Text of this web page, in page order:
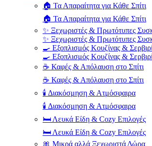
🏠 Τα Απαραίτητα για Κάθε Σπίτι
🏠 Τα Απαραίτητα για Κάθε Σπίτι
✨ Ξεχωριστές & Πρωτότυπες
✨ Ξεχωριστές & Πρωτότυπες
🍳 Εξοπλισμός Κουζίνας &
🍳 Εξοπλισμός Κουζίνας &
☕ Καφές & Απόλαυση στο Σπίτι
☕ Καφές & Απόλαυση στο Σπίτι
🕯️ Διακόσμηση & Ατμόσφαιρα
🕯️ Διακόσμηση & Ατμόσφαιρα
🛏️ Λευκά Είδη & Cozy Επιλογές
🛏️ Λευκά Είδη & Cozy Επιλογές
🎀 Μικρά αλλά Ξεχωριστά Δώρα